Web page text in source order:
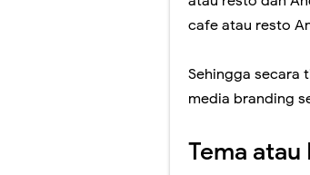
cafe atau resto
Sehingga secara
media branding
Tema atau